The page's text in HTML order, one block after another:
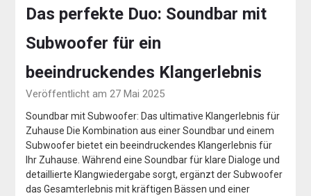
Das perfekte Duo: Soundbar mit
Subwoofer für ein
beeindruckendes Klangerlebnis
Veröffentlicht am 27 Mai 2025
Soundbar mit Subwoofer: Das ultimative Klangerlebnis für
Zuhause Die Kombination aus einer Soundbar und einem
Subwoofer bietet ein beeindruckendes Klangerlebnis für
Ihr Zuhause. Während eine Soundbar für klare Dialoge und
detaillierte Klangwiedergabe sorgt, ergänzt der Subwoofer
das Gesamterlebnis mit kräftigen Bässen und einer